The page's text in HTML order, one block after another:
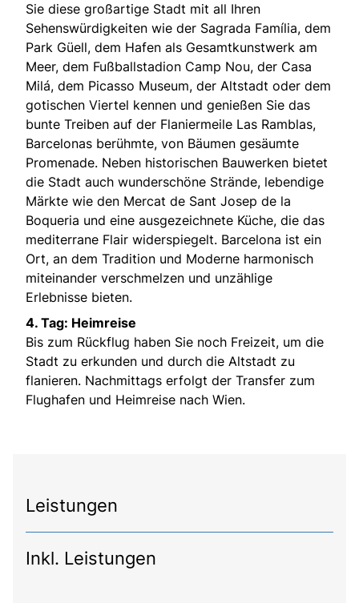
Sie diese großartige Stadt mit all Ihren
Sehenswürdigkeiten wie der Sagrada Família, dem
Park Güell, dem Hafen als Gesamtkunstwerk am
Meer, dem Fußballstadion Camp Nou, der Casa
Milá, dem Picasso Museum, der Altstadt oder dem
gotischen Viertel kennen und genießen Sie das
bunte Treiben auf der Flaniermeile Las Ramblas,
Barcelonas berühmte, von Bäumen gesäumte
Promenade. Neben historischen Bauwerken bietet
die Stadt auch wunderschöne Strände, lebendige
Märkte wie den Mercat de Sant Josep de la
Boqueria und eine ausgezeichnete Küche, die das
mediterrane Flair widerspiegelt. Barcelona ist ein
Ort, an dem Tradition und Moderne harmonisch
miteinander verschmelzen und unzählige
Erlebnisse bieten.
4. Tag: Heimreise
Bis zum Rückflug haben Sie noch Freizeit, um die
Stadt zu erkunden und durch die Altstadt zu
flanieren. Nachmittags erfolgt der Transfer zum
Flughafen und Heimreise nach Wien.
Leistungen
Inkl. Leistungen